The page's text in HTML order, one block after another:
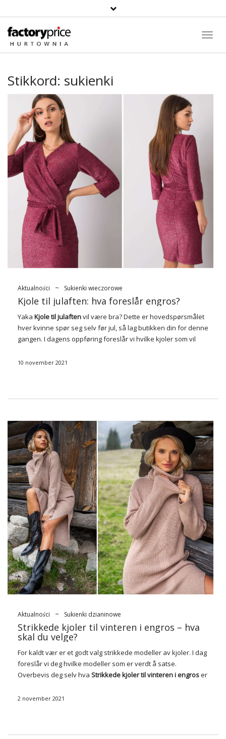
Stikkord: sukienki
Aktualności ~ Sukienki wieczorowe
Kjole til julaften: hva foreslår engros?
Yaka Kjole til julaftenvil være bra? Dette er hovedspørsmålet
hver kvinne spør seg selv før jul, så lag butikken din for denne
gangen. I dagens oppføring foreslår vi hvilke kjoler som vil
10 november 2021
Aktualności ~ Sukienki dzianinowe
Strikkede kjoler til vinteren i engros – hva
skal du velge?
For kaldt vær er et godt valg strikkede modeller av kjoler. I dag
foreslår vi deg hvilke modeller som er verdt å satse.
Overbevis deg selv hva Strikkede kjoler til vinteren i engroser
2 november 2021